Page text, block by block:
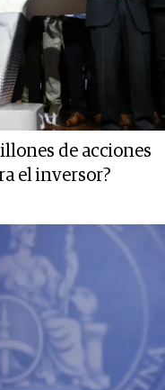
de acciones
el inversor?